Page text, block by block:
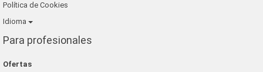
Política de Cookies
Idioma
Para profesionales
Ofertas